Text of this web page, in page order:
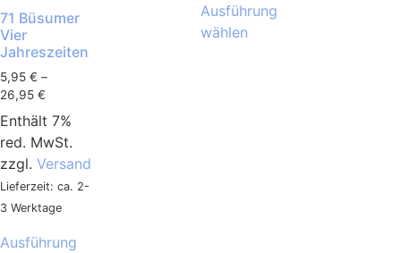
71 Büsumer
Vier
Jahreszeiten
5,95 € –
26,95 €
Enthält 7%
red. MwSt.
zzgl. Versand
Lieferzeit: ca. 2-
3 Werktage
Ausführung
Ausführung
wählen